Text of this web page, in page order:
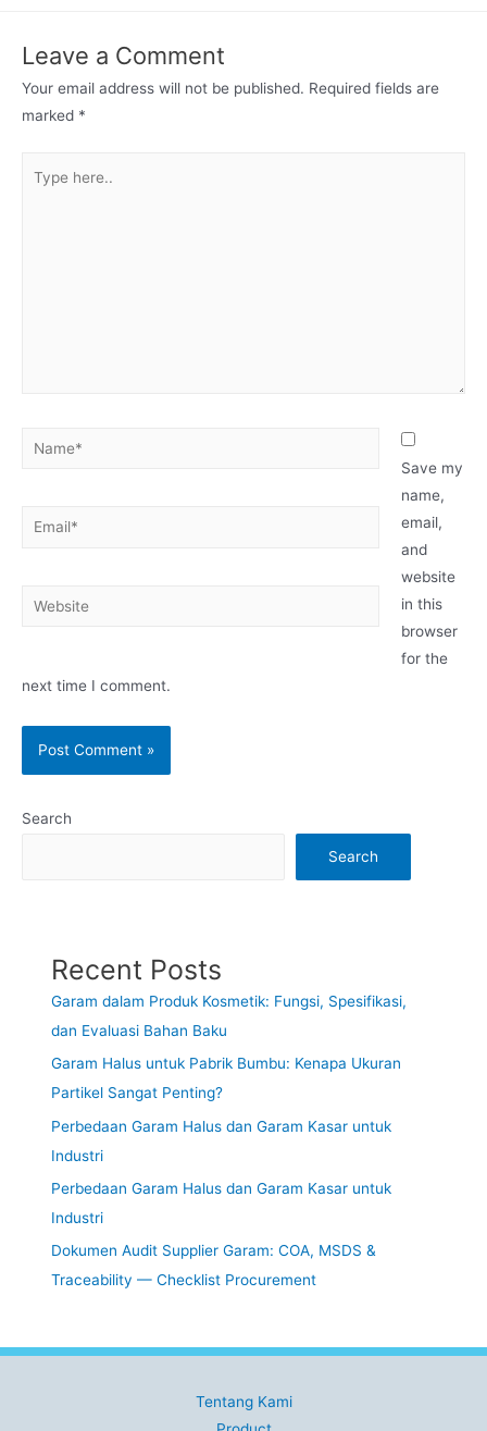
Leave a Comment
Your email address will not be published. Required fields are
marked *
here..
Name*
Email*
Website
Save my
name,
email,
and
website
in this
browser
for the
next time I comment.
Search
Search
Recent Posts
Garam dalam Produk Kosmetik: Fungsi, Spesifikasi,
dan Evaluasi Bahan Baku
Garam Halus untuk Pabrik Bumbu: Kenapa Ukuran
Partikel Sangat Penting?
Perbedaan Garam Halus dan Garam Kasar untuk
Industri
Perbedaan Garam Halus dan Garam Kasar untuk
Industri
Dokumen Audit Supplier Garam: COA, MSDS &
Traceability — Checklist Procurement
Tentang Kami